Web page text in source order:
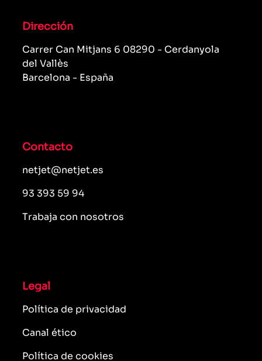
Dirección
Carrer Can Mitjans 6 08290 - Cerdanyola
del Vallès
Barcelona - España
Contacto
netjet@netjet.es
93 393 59 94
Trabaja con nosotros
Legal
Política de privacidad
Canal ético
Política de cookies